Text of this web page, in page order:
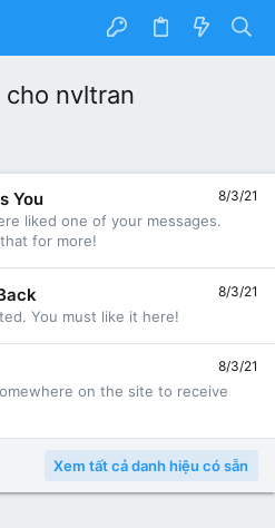
nvltran
8/3/21
You
liked one of your messages.
for more!
8/3/21
You must like it here!
8/3/21
on the site to receive
Xem tất cả danh hiệu có sẵn